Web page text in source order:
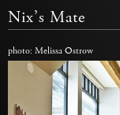
Nix’s Mate
photo: Melissa Ostrow